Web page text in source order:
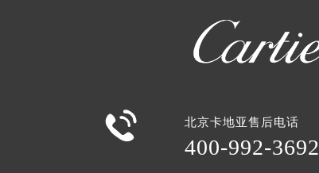
 北京卡地亚售后电话
400-992-3692